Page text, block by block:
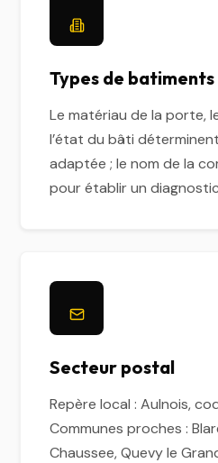
Types de batiments
Le matériau de la porte,
l’état du bâti
adaptée ; le nom de la
pour établir un
Secteur postal
Repère local : Aulnois,
Communes proches :
Chaussee, Quevy le